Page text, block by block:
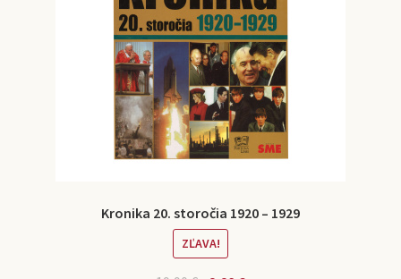
Kronika 20. storočia 1920 – 1929
ZĽAVA!